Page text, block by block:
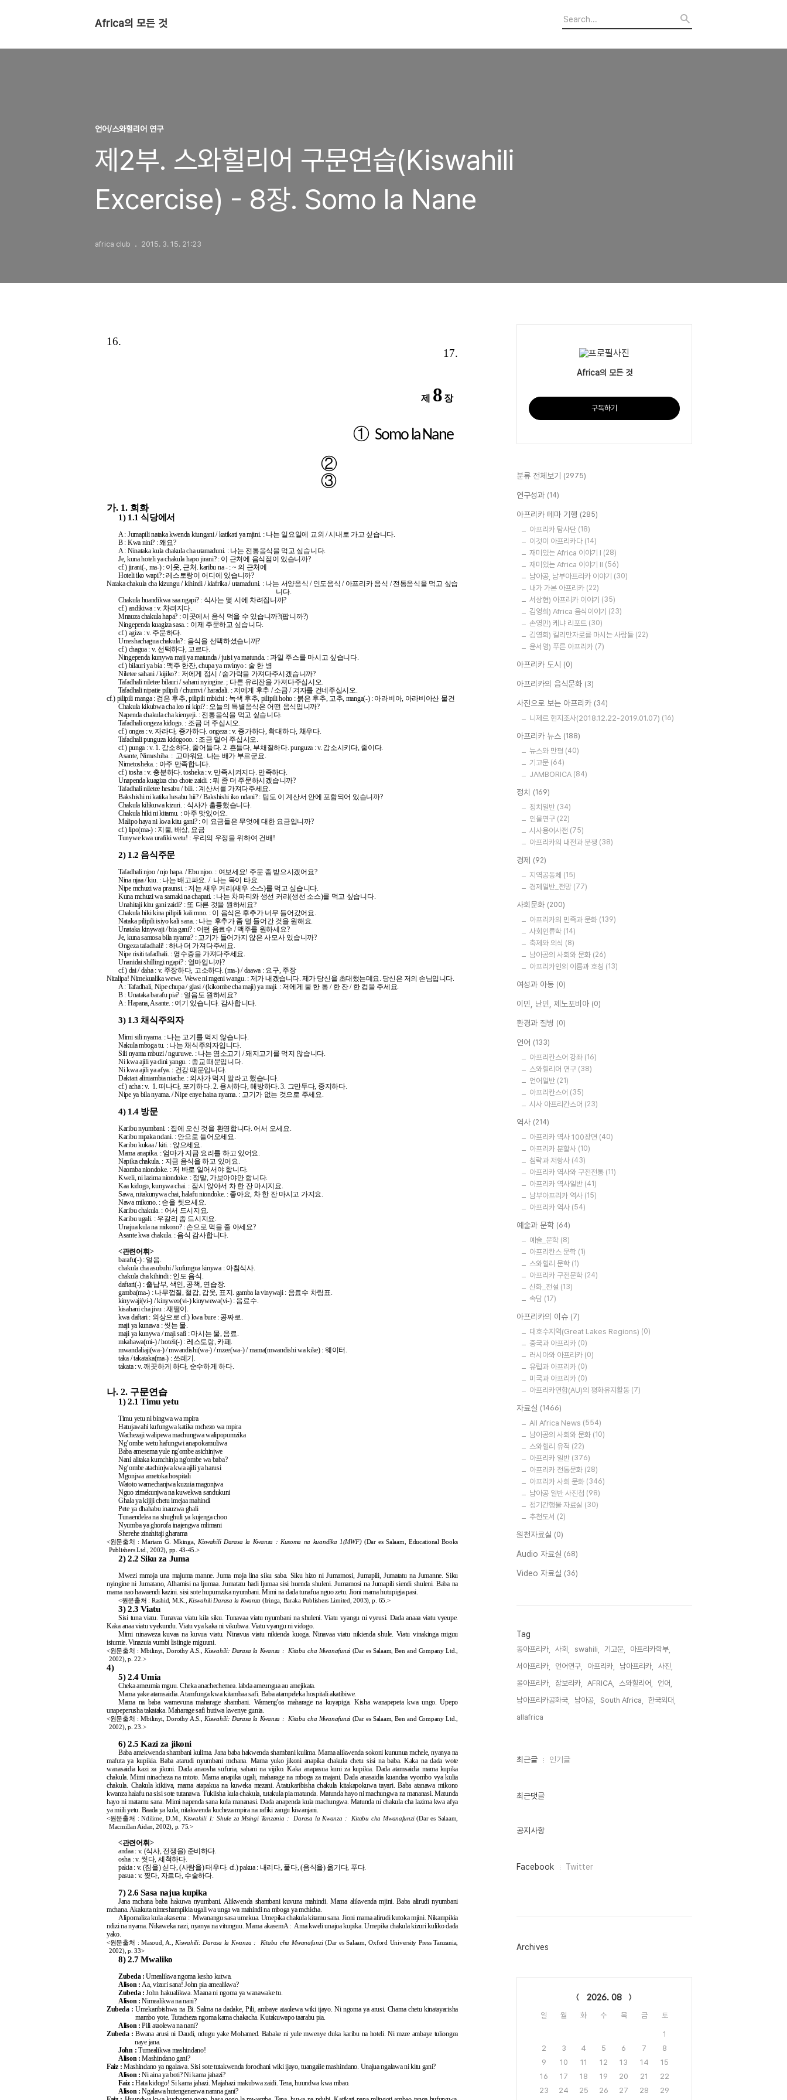
Africa의 모든 것
언어/스와힐리어 연구
제2부. 스와힐리어 구문연습(Kiswahili
Excercise) - 8장. Somo la Nane
africa club 2015. 3. 15. 21:23
16.
17.
제 8장
① Somo la Nane
②
③
가. 1. 회화
1) 1.1 식당에서
A : Jumapili nataka kwenda kiungani / katikati ya mjini. : 나는 일요일에 교외 / 시내로 가고 싶습니다.
B : Kwa nini? : 왜요?
A : Ninataka kula chakula cha utamaduni. : 나는 전통음식을 먹고 싶습니다.
Je, kuna hoteli ya chakula hapo jirani? : 이 근처에 음식점이 있습니까?
cf.) jirani(-, ma-) : 이웃, 근처. karibu na - : ~ 의 근처에
Hoteli iko wapi? : 레스토랑이 어디에 있습니까?
Nataka chakula cha kizungu / kihindi / kiafrika / utamaduni. : 나는 서양음식 / 인도음식 / 아프리카 음식 / 전통음식을 먹고 싶습
니다.
Chakula huandikwa saa ngapi? : 식사는 몇 시에 차려집니까?
cf.) andikiwa : v. 차려지다.
Mnauza chakula hapa? : 이곳에서 음식 먹을 수 있습니까?(팝니까?)
Ningependa kuagiza sasa. : 이제 주문하고 싶습니다.
cf.) agiza : v. 주문하다.
Umeshachagua chakula? : 음식을 선택하셨습니까?
cf.) chagua : v. 선택하다, 고르다.
Ningependa kunywa maji ya matunda / juisi ya matunda. : 과일 주스를 마시고 싶습니다.
cf.) bilauri ya bia : 맥주 한잔, chupa ya mvinyo : 술 한 병
Niletee sahani / kijiko? : 저에게 접시 / 숟가락을 가져다주시겠습니까?
Tafadhali niletee bilauri / sahani nyingine. ; 다른 유리잔을 가져다주십시오.
Tafadhali nipatie pilipili / chumvi / haradali. : 저에게 후추 / 소금 / 겨자를 건네주십시오.
cf.) pilipili manga : 검은 후추, pilipili mbichi : 녹색 후추, pilipili hoho : 붉은 후추, 고추, manga(-) : 아라비아, 아라비아산 물건
Chakula kikubwa cha leo ni kipi? : 오늘의 특별음식은 어떤 음식입니까?
Napenda chakula cha kienyeji. : 전통음식을 먹고 싶습니다.
Tafadhali ongeza kidogo. : 조금 더 주십시오.
cf.) ongea : v. 자라다, 증가하다. ongeza : v. 증가하다, 확대하다, 채우다.
Tafadhali punguza kidogooo. : 조금 덜어 주십시오.
cf.) punga : v. 1. 감소하다, 줄어들다. 2. 흔들다, 부채질하다. punguza : v. 감소시키다, 줄이다.
Asante, Nimeshiba. : 고마워요. 나는 배가 부르군요.
Nimetosheka. : 아주 만족합니다.
cf.) tosha : v. 충분하다. tosheka : v. 만족시켜지다. 만족하다.
Unapenda kuagiza cho chote zaidi. : 뭐 좀 더 주문하시겠습니까?
Tafadhali niletee hesabu / bili. : 계산서를 가져다주세요.
Bakshishi ni katika hesabu hii? / Bakshishi iko ndani? : 팁도 이 계산서 안에 포함되어 있습니까?
Chakula kilikuwa kizuri. : 식사가 훌륭했습니다.
Chakula hiki ni kitamu. : 아주 맛있어요.
Malipo haya ni kwa kitu gani? : 이 요금들은 무엇에 대한 요금입니까?
cf.) lipo(ma-) : 지불, 배상, 요금
Tunywe kwa urafiki wetu! : 우리의 우정을 위하여 건배!
2) 1.2 음식주문
Tafadhali njoo / njo hapa. / Ebu njoo. : 여보세요! 주문 좀 받으시겠어요?
Nina njaa / kiu. : 나는 배고파요. / 나는 목이 타요.
Nipe mchuzi wa praunsi. : 저는 새우 커리(새우 소스)를 먹고 싶습니다.
Kuna mchuzi wa samaki na chapati. : 나는 차파티와 생선 커리(생선 소스)를 먹고 싶습니다.
Unahitaji kitu gani zaidi? : 또 다른 것을 원하세요?
Chakula hiki kina pilipili kali mno. : 이 음식은 후추가 너무 들어갔어요.
Nataka pilipili isiyo kali sana. : 나는 후추가 좀 덜 들어간 것을 원해요.
Unataka kinywaji / bia gani? : 어떤 음료수 / 맥주를 원하세요?
Je, kuna samosa bila nyama? : 고기가 들어가지 않은 사모사 있습니까?
Ongeza tafadhali! : 하나 더 가져다주세요.
Nipe risiti tafadhali. : 영수증을 가져다주세요.
Unanidai shillingi ngapi? : 얼마입니까?
cf.) dai / daha : v. 주장하다, 고소하다. (ma-) / daawa : 요구, 주장
Nitalipa! Nimekualika wewe. Wewe ni mgeni wangu. : 제가 내겠습니다. 제가 당신을 초대했는데요. 당신은 저의 손님입니다.
A : Tafadhali, Nipe chupa / glasi / (kikombe cha maji) ya maji. : 저에게 물 한 통 / 한 잔 / 한 컵을 주세요.
B : Unataka barafu pia? : 얼음도 원하세요?
A : Hapana, Asante. : 여기 있습니다. 감사합니다.
3) 1.3 채식주의자
Mimi sili nyama. : 나는 고기를 먹지 않습니다.
Nakula mboga tu. : 나는 채식주의자입니다.
Sili nyama mbuzi / nguruwe. : 나는 염소고기 / 돼지고기를 먹지 않습니다.
Ni kwa ajili ya dini yangu. : 종교 때문입니다.
Ni kwa ajili ya afya. : 건강 때문입니다.
Daktari aliniambia niache. : 의사가 먹지 말라고 했습니다.
cf.) acha : v. 1. 떠나다, 포기하다. 2. 용서하다, 해방하다. 3. 그만두다, 중지하다.
Nipe ya bila nyama. / Nipe enye haina nyama. : 고기가 없는 것으로 주세요.
4) 1.4 방문
Karibu nyumbani. : 집에 오신 것을 환영합니다. 어서 오세요.
Karibu mpaka ndani. : 안으로 들어오세요.
Karibu kukaa / kiti. : 앉으세요.
Mama anapika. : 엄마가 지금 요리를 하고 있어요.
Napika chakula. : 지금 음식을 하고 있어요.
Naomba niondoke. : 저 바로 일어서야 합니다.
Kweli, ni lazima niondoke. : 정말, 가보아야만 합니다.
Kaa kidogo, kunywa chai. : 잠시 앉아서 차 한 잔 마시지요.
Sawa, nitakunywa chai, halafu niondoke. : 좋아요, 차 한 잔 마시고 가지요.
Nawa mikono. : 손을 씻으세요.
Karibu chakula. : 어서 드시지요.
Karibu ugali. : 우갈리 좀 드시지요.
Unajua kula na mikono? : 손으로 먹을 줄 아세요?
Asante kwa chakula. : 음식 감사합니다.
<관련어휘>
barafu(-) : 얼음.
chakula cha asubuhi / kufungua kinywa : 아침식사.
chakula cha kihindi : 인도 음식.
daftari(-) : 출납부, 색인, 공책, 연습장.
gamba(ma-) : 나무껍질, 철갑, 갑옷, 표지. gamba la vinywaji : 음료수 차림표.
kinywaji(vi-) / kinyweo(vi-) kinywewa(vi-) : 음료수.
kisahani cha jivu : 재떨이.
kwa daftari : 외상으로 cf.) kwa bure : 공짜로.
maji ya kunawa : 씻는 물.
maji ya kunywa / maji safi : 마시는 물, 음료.
mkahawa(mi-) / hoteli(-) : 레스토랑, 카페.
mwandaliaji(wa-) / mwandishi(wa-) / mzee(wa-) / mama(mwandishi wa kike) : 웨이터.
taka / takataka(ma-) : 쓰레기.
takata : v. 깨끗하게 하다, 순수하게 하다.
나. 2. 구문연습
1)2.1 Timu yetu
Timu yetu ni bingwa wa mpira
Hatujawahi kufungwa katika mchezo wa mpira
Wachezaji walipewa machungwa walipopumzika
Ng’ombe wetu hafungwi anapokamuliwa
Baba amesema yule ng'ombe asichinjwe
Nani alitaka kumchinja ng'ombe wa baba?
Ng’ombe atachinjwa kwa ajili ya harusi
Mgonjwa ametoka hospitali
Watoto wamechanjwa kuzuia magonjwa
Nguo zimekunjwa na kuwekwa sandukuni
Ghala ya kijiji chetu imejaa mahindi
Pete ya dhahabu inauzwa ghali
Tunaendelea na shughuli ya kujenga choo
Nyumba ya ghorofa inajengwa mlimani
Sherehe zinahitaji gharama
<원문출처 : Mariam G. Mkinga, Kiswahili Darasa la Kwanza : Kusoma na kuandika 1(MWF)(Dar es Salaam, Educational Books
Publishers Ltd., 2002), pp. 43-45.>
2)2.2 Siku za Juma
Mwezi mmoja una majuma manne. Juma moja lina siku saba. Siku hizo ni Jumamosi, Jumapili, Jumatatu na Jumanne. Siku
nyingine ni Jumatano, Alhamisi na ljumaa. Jumatatu hadi ljumaa sisi huenda shuleni. Jumamosi na Jumapili siendi shuleni. Baba na
mama nao hawaendi kazini. sisi sote hupumzika nyumbani. Mimi na dada tunafua nguo zetu. Jioni mama hutupigia pasi.
<원문출처 : Rashid, M.K., Kiswahili Darasa la Kwanza (Iringa, Baraka Publishers Limited, 2003), p. 65.>
3)2.3 Viatu
Sisi tuna viatu. Tunavaa viatu kila siku. Tunavaa viatu nyumbani na shuleni. Viatu vyangu ni vyeusi. Dada anaaa viatu vyeupe.
Kaka anaa viatu vyekundu. Viatu vya kaka ni vikubwa. Viatu vyangu ni vidogo.
Mimi ninaweza kuvaa na kuvua viatu. Ninavua viatu nikienda kuoga. Ninavaa viatu nikienda shule. Viatu vinakinga miguu
isiumie. Vinazuia vumbi lisiingie miguuni.
<원문출처 : Mbilinyi, Dorothy A.S., Kiswahili: Darasa la Kwanza : Kitabu cha Mwanafunzi (Dar es Salaam, Ben and Company Ltd.,
2002), p. 22.>
4)
5)2.4 Umia
Cheka ameumia mguu. Cheka anachechemea. labda ameungua au amejikata.
Mama yake atamsaidia. Atamfunga kwa kitambaa safi. Baba atampeleka hospitali akatibiwe.
Mama na baba wamevuna maharage shambani. Wameng'oa maharage na kuyapiga. Kisha wanapepeta kwa ungo. Upepo
unapeperusha takataka. Maharage safi hutiwa kwenye gunia.
<원문출처 : Mbilinyi, Dorothy A.S., Kiswahili: Darasa la Kwanza : Kitabu cha Mwanafunzi (Dar es Salaam, Ben and Company Ltd.,
2002), p. 23.>
6)2.5 Kazi za jikoni
Baba amekwenda shambani kulima. Jana baba hakwenda shambani kulima. Mama alikwenda sokoni kununua mchele, nyanya na
mafuta ya kupikia. Baba atarudi nyumbani mchana. Mama yuko jikoni anapika chakula chetu sisi na baba. Kaka na dada wote
wanasaidia kazi za jikoni. Dada anaosha sufuria, sahani na vijiko. Kaka anapasua kuni za kupikia. Dada atamsaidia mama kupika
chakula. Mimi ninacheza na mtoto. Mama anapika ugali, maharage na mboga za majani. Dada anasaidia kuandaa vyombo vya kulia
chakula. Chakula kikiiva, mama atapakua na kuweka mezani. Atatukaribisha chakula kitakapokuwa tayari. Baba atanawa mikono
kwanza halafu na sisi sote tutanawa. Tukiisha kula chakula, tutakula pia matunda. Matunda hayo ni machungwa na mananasi. Matunda
hayo ni matamu sana. Mimi napenda sana kula mananasi. Dada anapenda kula machungwa. Matunda ni chakula cha lazima kwa afya
ya miili yetu. Baada ya kula, nitakwenda kucheza mpira na rafiki zangu kiwanjani.
<원문출처 : Ndilime, D.M., Kiswahili 1: Shule za Msingi Tanzania : Darasa la Kwanza : Kitabu cha Mwanafunzi(Dar es Salaam,
Macmillan Aidan, 2002), p. 75.>
<관련어휘>
andaa : v. (식사, 전쟁을) 준비하다.
osha : v. 씻다, 세척하다.
pakia : v. (짐을) 싣다, (사람을) 태우다. cf.) pakua : 내리다, 풀다, (음식을) 옮기다, 푸다.
pasua : v. 찢다, 자르다, 수술하다.
7)2.6 Sasa najua kupika
Jana mchana baba hakuwa nyumbani. Alikwenda shambani kuvuna mahindi. Mama alikwenda mjini. Baba alirudi nyumbani
mchana. Akakuta nimeshampikia ugali wa unga wa mahindi na mboga ya mchicha.
Alipomaliza kula akasema : Mwanangu sasa umekua. Umepika chakula kitamu sana. Jioni mama alirudi kutoka mjini. Nikampikia
ndizi na nyama. Nikaweka nazi, nyanya na vitunguu. Mama akasemA : Ama kweli unajua kupika. Umepika chakula kizuri kuliko dada
yako.
<원문출처 : Masoud, A., Kiswahili: Darasa la Kwanza : Kitabu cha Mwanafunzi(Dar es Salaam, Oxford University Press Tanzania,
2002), p. 33>
8)2.7 Mwaliko
Zubeda :Umealikwa ngoma kesho kutwa.
Alison :Aa, vizuri sana! John pia amealikwa?
Zubeda :John hakualikwa. Maana ni ngoma ya wanawake tu.
Alison :Nimealikwa na nani?
Zubeda :Umekaribishwa na Bi. Salma na dadake, Pili, ambaye ataolewa wiki ijayo. Ni ngoma ya arusi. Chama chetu kinatayarisha
mambo yote. Tutacheza ngoma kama chakacha. Kutakuwapo taarabu pia.
Alison :Pili ataolewa na nani?
Zubeda :Bwana arusi ni Daudi, ndugu yake Mohamed. Babake ni yule mwenye duka karibu na hoteli. Ni mzee ambaye tuliongea
naye jana.
John : Tumealikwa mashindano!
Alison :Mashindano gani?
Faiz : Mashindano ya ngalawa. Sisi sote tutakwenda forodhani wiki ijayo, tuangalie mashindano. Unajua ngalawa ni kitu gani?
Alison :Ni aina ya boti? Ni kama jahazi?
Faiz : Hata kidogo! Si kama jahazi. Majahazi makubwa zaidi. Tena, huundwa kwa mbao.
Alison :Ngalawa hutengenezwa namna gani?
Africa의 모든 것
구독하기
분류 전체보기 (2975)
연구성과 (14)
아프리카 테마 기행 (285)
아프리카 탐사단 (18)
이것이 아프리카다 (14)
재미있는 Africa 이야기 I (28)
재미있는 Africa 이야기 II (56)
남아공, 남부아프리카 이야기 (30)
내가 가본 아프리카 (22)
서상현) 아프리카 이야기 (35)
김영희) Africa 음식이야기 (23)
손영민) 케냐 리포트 (30)
김영희) 킬리만자로를 마시는 사람들 (22)
윤서영) 푸른 아프리카 (7)
아프리카 도시 (0)
아프리카의 음식문화 (3)
사진으로 보는 아프리카 (34)
니제르 현지조사(2018.12.22-2019.01.07) (16)
아프리카 뉴스 (188)
뉴스와 만평 (40)
기고문 (64)
JAMBORICA (84)
정치 (169)
정치일반 (34)
인물연구 (22)
시사용어사전 (75)
아프리카의 내전과 분쟁 (38)
경제 (92)
지역공동체 (15)
경제일반_전망 (77)
사회문화 (200)
아프리카의 민족과 문화 (139)
사회인류학 (14)
축제와 의식 (8)
남아공의 사회와 문화 (26)
아프리카인의 이름과 호칭 (13)
여성과 아동 (0)
이민, 난민, 제노포비아 (0)
환경과 질병 (0)
언어 (133)
아프리칸스어 강좌 (16)
스와힐리어 연구 (38)
언어일반 (21)
아프리칸스어 (35)
시사 아프리칸스어 (23)
역사 (214)
아프리카 역사 100장면 (40)
아프리카 분할사 (10)
침략과 저항사 (43)
아프리카 역사와 구전전통 (11)
아프리카 역사일반 (41)
남부아프리카 역사 (15)
아프리카 역사 (54)
예술과 문학 (64)
예술_문학 (8)
아프리칸스 문학 (1)
스와힐리 문학 (1)
아프리카 구전문학 (24)
신화_전설 (13)
속담 (17)
아프리카의 이슈 (7)
대호수지역(Great Lakes Regions) (0)
중국과 아프리카 (0)
러시아와 아프리카 (0)
유럽과 아프리카 (0)
미국과 아프리카 (0)
아프리카연합(AU)의 평화유지활동 (7)
자료실 (1466)
All Africa News (554)
남아공의 사회와 문화 (10)
스와힐리 유적 (22)
아프리카 일반 (376)
아프리카 전통문화 (28)
아프리카 사회 문화 (346)
남아공 일반 사진첩 (98)
정기간행물 자료실 (30)
추천도서 (2)
원천자료실 (0)
Audio 자료실 (68)
Video 자료실 (36)
Tag
동아프리카, 사회, swahili, 기고문,
아프리카학부,
서아프리카,
언어연구, 아프리카, 남아프리카,
사진,
올아프리카,
잠보리카, AFRICA, 스와힐리어,
언어,
남아프리카공화국,
남아공, South Africa,
한국외대,
allafrica,
최
인
최근글 인기글
최근댓글
공지사항
페
그
Facebook Twitter
Archives
2026. 08
일 월 화 수 목 금 토
1
2
3 4 5 6 7
8
9
10 11 12 13 14
15
16
17 18 19 20 21
22
23
24 25 26 27 28 29